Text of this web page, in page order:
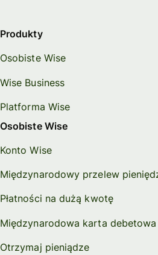
Produkty
Osobiste Wise
Wise Business
Platforma Wise
Osobiste Wise
Konto Wise
Międzynarodowy przelew
Płatności na dużą kwotę
Międzynarodowa karta debetowa
Otrzymaj pieniądze